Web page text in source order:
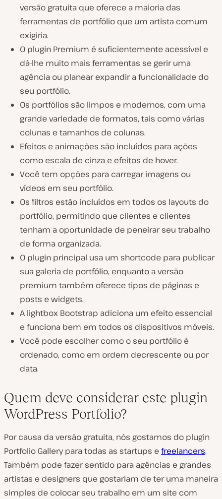
versão gratuita que oferece a maioria das
ferramentas de portfólio que um artista comum
exigiria.
O plugin Premium é suficientemente acessível e
dá-lhe muito mais ferramentas se gerir uma
agência ou planear expandir a funcionalidade do
seu portfólio.
Os portfólios são limpos e modernos, com uma
grande variedade de formatos, tais como várias
colunas e tamanhos de colunas.
Efeitos e animações são incluídos para ações
como escala de cinza e efeitos de hover.
Você tem opções para carregar imagens ou
vídeos em seu portfólio.
Os filtros estão incluídos em todos os layouts do
portfólio, permitindo que clientes e clientes
tenham a oportunidade de peneirar seu trabalho
de forma organizada.
O plugin principal usa um shortcode para publicar
sua galeria de portfólio, enquanto a versão
premium também oferece tipos de páginas e
posts e widgets.
A lightbox Bootstrap adiciona um efeito essencial
e funciona bem em todos os dispositivos móveis.
Você pode escolher como o seu portfólio é
ordenado, como em ordem decrescente ou por
data.
Quem deve considerar este plugin
WordPress Portfolio?
Por causa da versão gratuita, nós gostamos do plugin
Portfolio Gallery para todas as startups e freelancers.
Também pode fazer sentido para agências e grandes
artistas e designers que gostariam de ter uma maneira
simples de colocar seu trabalho em um site com